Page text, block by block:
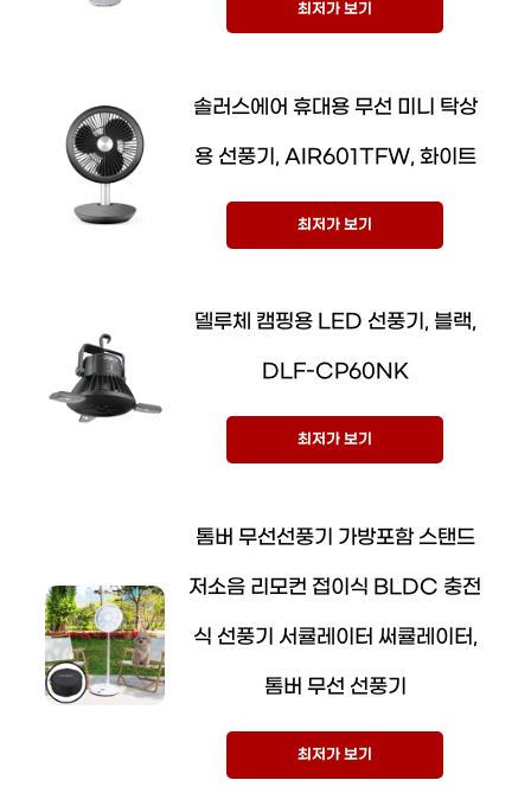
최저가 보기
솔러스에어 휴대용 무선 미니 탁상
용 선풍기, AIR601TFW, 화이트
최저가 보기
델루체 캠핑용 LED 선풍기, 블랙,
DLF-CP60NK
최저가 보기
톰버 무선선풍기 가방포함 스탠드
저소음 리모컨 접이식 BLDC 충전
식 선풍기 서큘레이터 써큘레이터,
톰버 무선 선풍기
최저가 보기